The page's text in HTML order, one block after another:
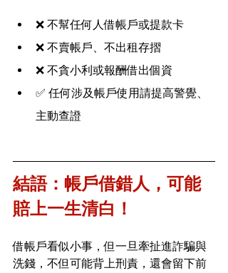
❌ 不幫任何人借帳戶或提款卡
❌ 不賣帳戶、不出租存摺
❌ 不貪小利或報酬借出個資
✅ 任何涉及帳戶使用請提高警覺、
主動查證
結語：帳戶借錯人，可能
賠上一生清白！
借帳戶看似小事，但一旦牽扯進詐騙與
洗錢，不但可能背上刑責，還會留下前